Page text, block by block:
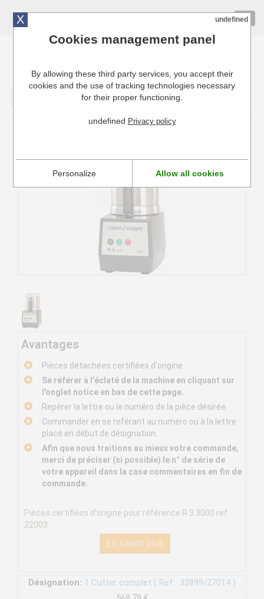
Cuisinresto: Ustensiles de cuisine pour professionnels
Avantages
Pièces détachées certifiées d'origine
Se référer à l'éclaté de la machine en cliquant sur
l'onglet notice en bas de cette page.
Repérer la lettre ou le numéro de la pièce désirée.
Commander en se reférant au numéro ou à la lettre
placé en début de désignation.
Afin que nous traitions au mieux votre commande,
merci de préciser (si possible) le n° de série de
votre appareil dans la case commentaires en fin de
commande.
Pièces certifiées d'origine pour référence R 3 3000 ref
22003
En savoir plus
Désignation: 1 Cutter complet ( Ref : 32899/27014 )
X undefined
Cookies management panel
By allowing these third party services, you accept their
cookies and the use of tracking technologies necessary
for their proper functioning.
undefined Privacy policy
Personalize Allow all cookies